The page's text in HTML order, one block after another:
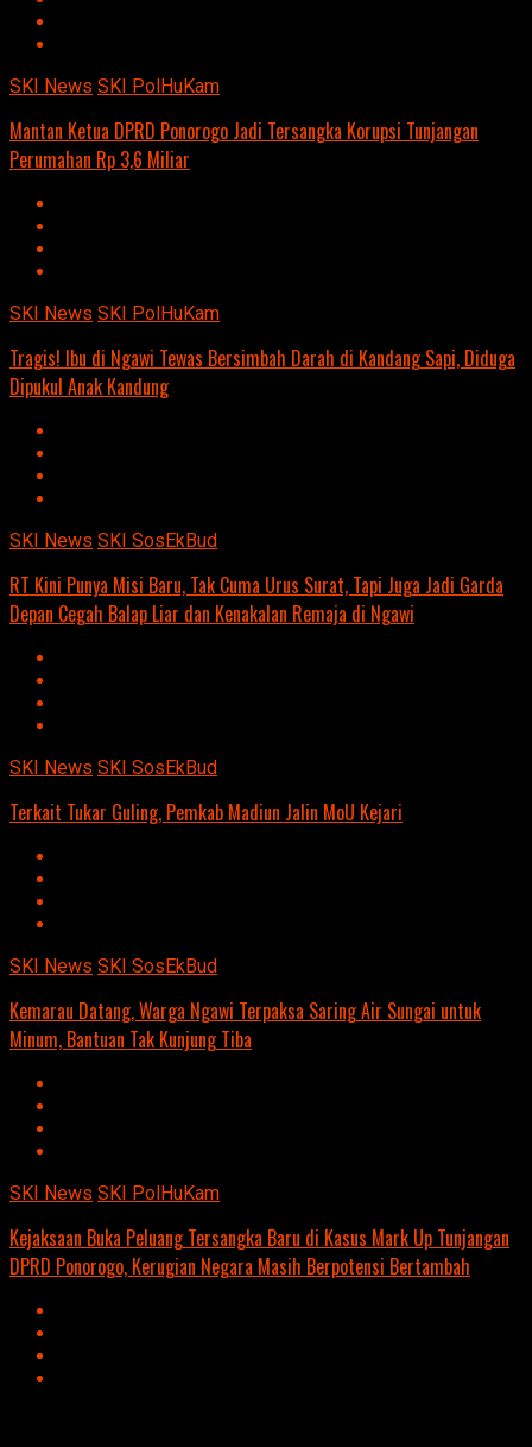
SKI News SKI PolHuKam
Mantan Ketua DPRD Ponorogo Jadi Tersangka Korupsi Tunjangan
Perumahan Rp 3,6 Miliar
SKI News SKI PolHuKam
Tragis! Ibu di Ngawi Tewas Bersimbah Darah di Kandang Sapi, Diduga
Dipukul Anak Kandung
SKI News SKI SosEkBud
RT Kini Punya Misi Baru, Tak Cuma Urus Surat, Tapi Juga Jadi Garda
Depan Cegah Balap Liar dan Kenakalan Remaja di Ngawi
SKI News SKI SosEkBud
Terkait Tukar Guling, Pemkab Madiun Jalin MoU Kejari
SKI News SKI SosEkBud
Kemarau Datang, Warga Ngawi Terpaksa Saring Air Sungai untuk
Minum, Bantuan Tak Kunjung Tiba
SKI News SKI PolHuKam
Kejaksaan Buka Peluang Tersangka Baru di Kasus Mark Up Tunjangan
DPRD Ponorogo, Kerugian Negara Masih Berpotensi Bertambah